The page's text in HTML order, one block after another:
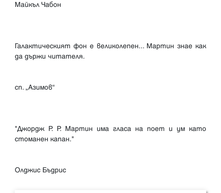
Майкъл Чабон
Галактическият фон е великолепен... Мартин знае как
да държи читателя.
сп. „Азимов“
"Джордж Р. Р. Мартин има гласа на поет и ум като
стоманен капан."